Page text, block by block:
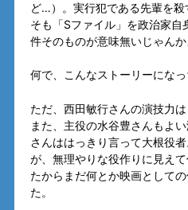
ど…）。実行犯である先輩を
そも「Sファイル」を政治家
件そのものが意味無いじゃんか
何で、こんなストーリーになっ
ただ、西田敏行さんの演技力は
また、主役の水谷豊さんもよ
さんははっきり言って大根役
が、無理やりな役作りに見え
たからまだ何とか映画として
た。